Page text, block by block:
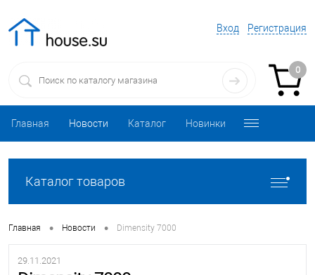
Вход Регистрация
0
Главная Новости Каталог Новинки
Каталог товаров
Главная • Новости • Dimensity 7000
29.11.2021